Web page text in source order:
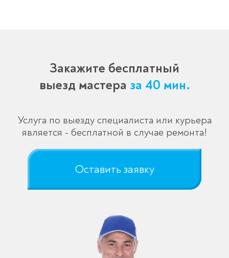
Закажите бесплатный
выезд мастера за 40 мин.
Услуга по выезду специалиста или курьера
является - бесплатной в случае ремонта!
Оставить заявку